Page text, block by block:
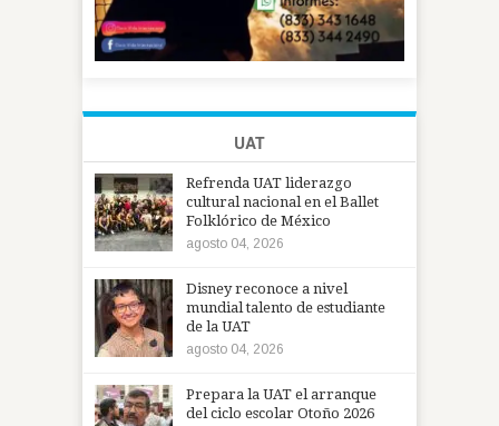
UAT
Refrenda UAT liderazgo
cultural nacional en el Ballet
Folklórico de México
agosto 04, 2026
Disney reconoce a nivel
mundial talento de estudiante
de la UAT
agosto 04, 2026
Prepara la UAT el arranque
del ciclo escolar Otoño 2026